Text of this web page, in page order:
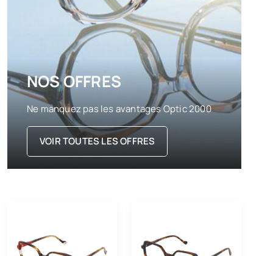
NOS OFFRES
Ne manquez pas les avantages Optic 2000
VOIR TOUTES LES OFFRES